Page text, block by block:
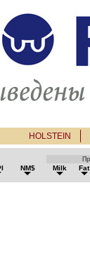
HOLSTEIN
NM$ Milk Fat